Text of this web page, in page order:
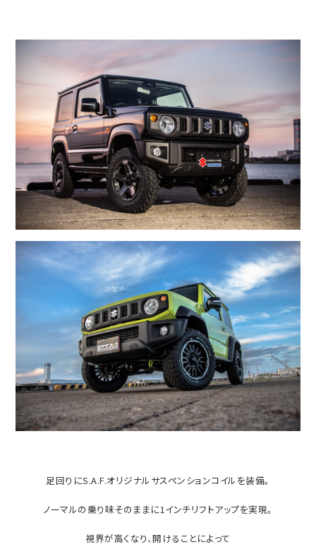
足回りにS.A.F.オリジナルサスペンションコイルを装備。
ノーマルの乗り味そのままに1インチリフトアップを実現。
視界が高くなり、開けることによって